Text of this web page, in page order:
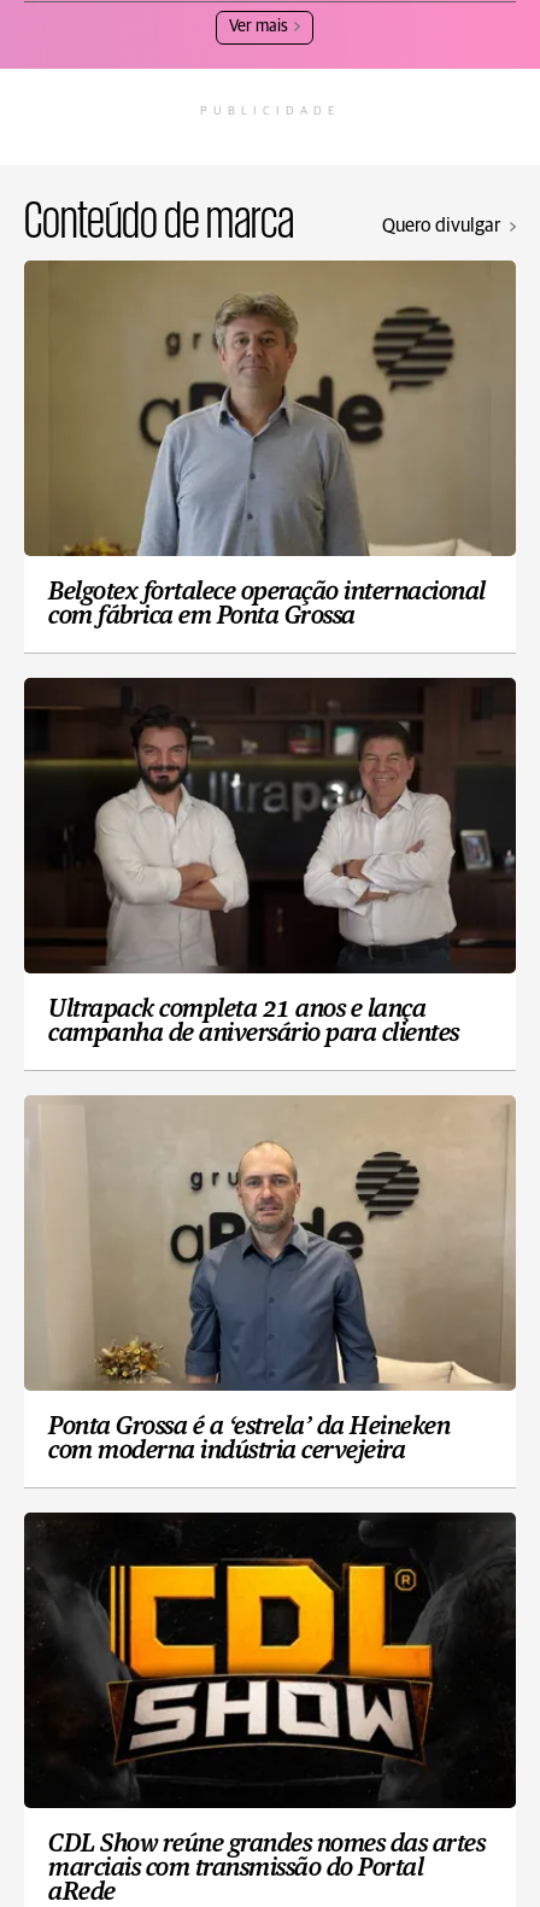
Ver mais
PUBLICIDADE
Conteúdo de marca Quero divulgar
Belgotex fortalece operação internacional
com fábrica em Ponta Grossa
Ultrapack completa 21 anos e lança
campanha de aniversário para clientes
Ponta Grossa é a ‘estrela’ da Heineken
com moderna indústria cervejeira
CDL Show reúne grandes nomes das artes
marciais com transmissão do Portal
aRede